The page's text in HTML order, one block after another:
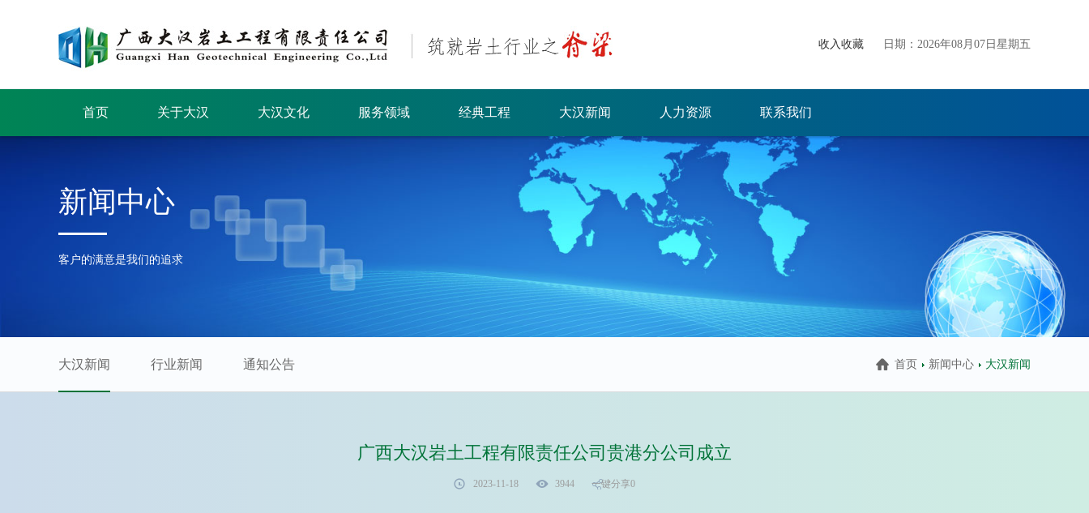
收入收藏 日期：2026年08月07日星期五
首页 关于大汉 大汉文化 服务领域 经典工程 大汉新闻 人力资源 联系我们
新闻中心
客户的满意是我们的追求
大汉新闻 行业新闻 通知公告 首页 新闻中心 大汉新闻
广西大汉岩土工程有限责任公司贵港分公司成立
2023-11-18 3944 一键分享0